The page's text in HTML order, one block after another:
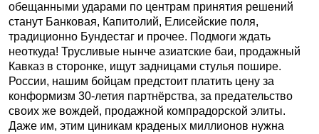
обещанными ударами по центрам принятия решений
станут Банковая, Капитолий, Елисейские поля,
традиционно Бундестаг и прочее. Подмоги ждать
неоткуда! Трусливые нынче азиатские баи, продажный
Кавказ в сторонке, ищут задницами стулья пошире.
России, нашим бойцам предстоит платить цену за
конформизм 30-летия партнёрства, за предательство
своих же вождей, продажной компрадорской элиты.
Даже им, этим циникам краденых миллионов нужна